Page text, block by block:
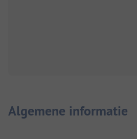
Algemene informatie